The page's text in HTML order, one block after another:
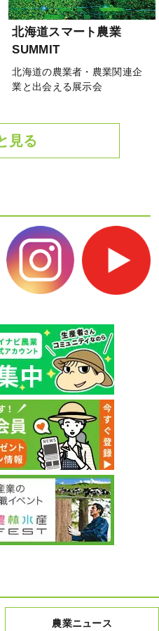
北海道スマート農業
SUMMIT
北海道の農業者・農業関連企
業と出会える展示会
見る
農業ニュース